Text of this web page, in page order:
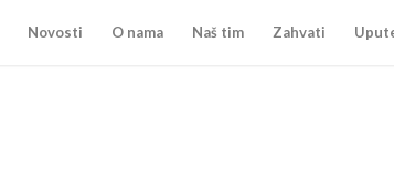
Novosti O nama Naš tim Zahvati